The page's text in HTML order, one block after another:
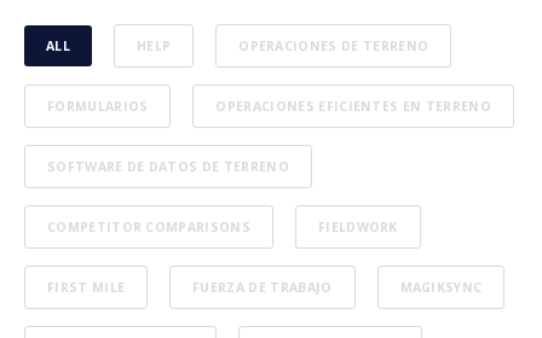
ALL HELP OPERACIONES DE TERRENO
FORMULARIOS OPERACIONES EFICIENTES EN TERRENO
SOFTWARE DE DATOS DE TERRENO
COMPETITOR COMPARISONS FIELDWORK
FIRST MILE FUERZA DE TRABAJO MAGIKSYNC